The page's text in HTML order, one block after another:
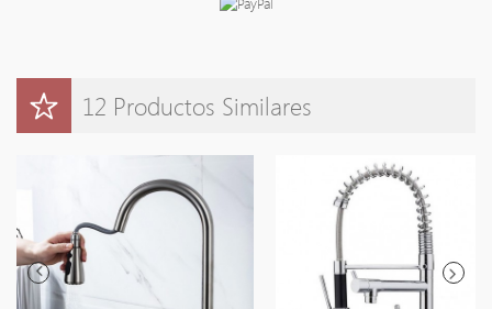
12 Productos Similares